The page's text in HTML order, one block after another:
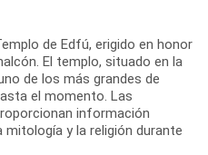
de Edfú, erigido en honor
El templo, situado en la
de los más grandes de
el momento. Las
información
y la religión durante